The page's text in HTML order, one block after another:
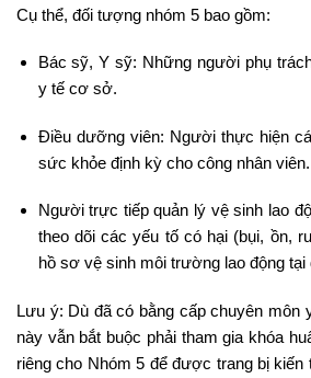
Cụ thể, đối tượng nhóm 5 bao gồm:
Bác sỹ, Y sỹ: Những người phụ
y tế cơ sở.
Điều dưỡng viên: Người thực hiện
sức khỏe định kỳ cho công nhân viên.
Người trực tiếp quản lý vệ sinh lao
theo dõi các yếu tố có hại (bụi, ồn,
hồ sơ vệ sinh môi trường lao động tại
Lưu ý: Dù đã có bằng cấp chuyên môn
này vẫn bắt buộc phải tham gia khóa
riêng cho Nhóm 5 để được trang bị